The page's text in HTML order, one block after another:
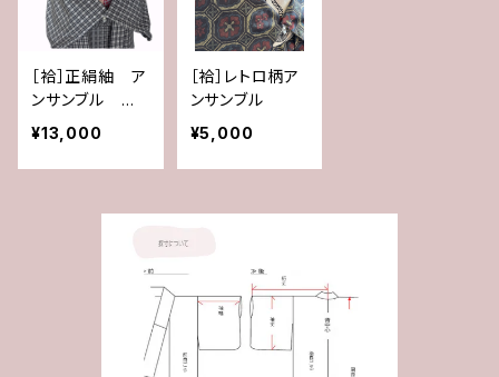
［袷］正絹紬 ア
ンサンブル 花
織柄
¥13,000
［袷］レトロ柄ア
ンサンブル
¥5,000